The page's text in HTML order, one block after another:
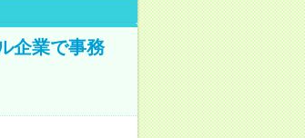
企業で事務